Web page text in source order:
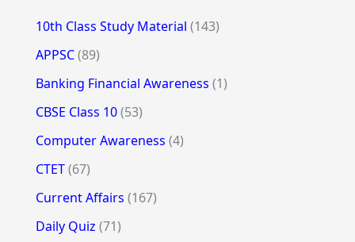
10th Class Study Material (143)
APPSC(89)
Banking Financial Awareness (1)
CBSE Class 10(53)
Computer Awareness (4)
CTET(67)
Current Affairs (167)
Daily Quiz (71)